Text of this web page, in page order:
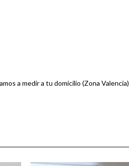
a medir a tu domicilio (Zona Valencia)